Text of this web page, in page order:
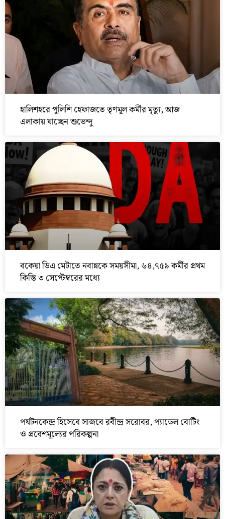
হালিশহরে পুলিশি হেফাজতে তৃণমূল কর্মীর মৃত্যু, আজ
এলাকায় যাচ্ছেন শুভেন্দু
বকেয়া ডিএ মেটাতে নবান্নকে সময়সীমা, ৬৪,৭৫৯ কর্মীর প্রথম
কিস্তি ৩ সেপ্টেম্বরের মধ্যে
পর্যটনকেন্দ্র হিসেবে সাজবে রবীন্দ্র সরোবর, প্যাডেল বোটিং
ও প্রবেশমূল্যের পরিকল্পনা